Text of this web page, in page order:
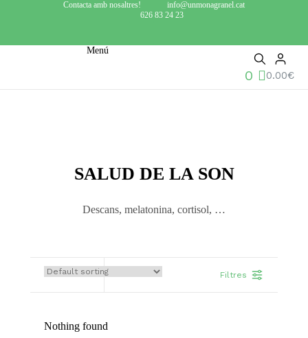
Contacta amb nosaltres!
info@unmonagranel.cat
626 83 24 23
Menú
0.00€
0
SALUD DE LA SON
Descans, melatonina, cortisol, …
Filtres
Nothing found